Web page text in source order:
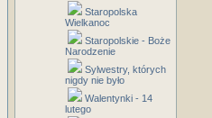
Staropolska
Wielkanoc
Staropolskie - Boże
Narodzenie
Sylwestry, których
nigdy nie było
Walentynki - 14
lutego